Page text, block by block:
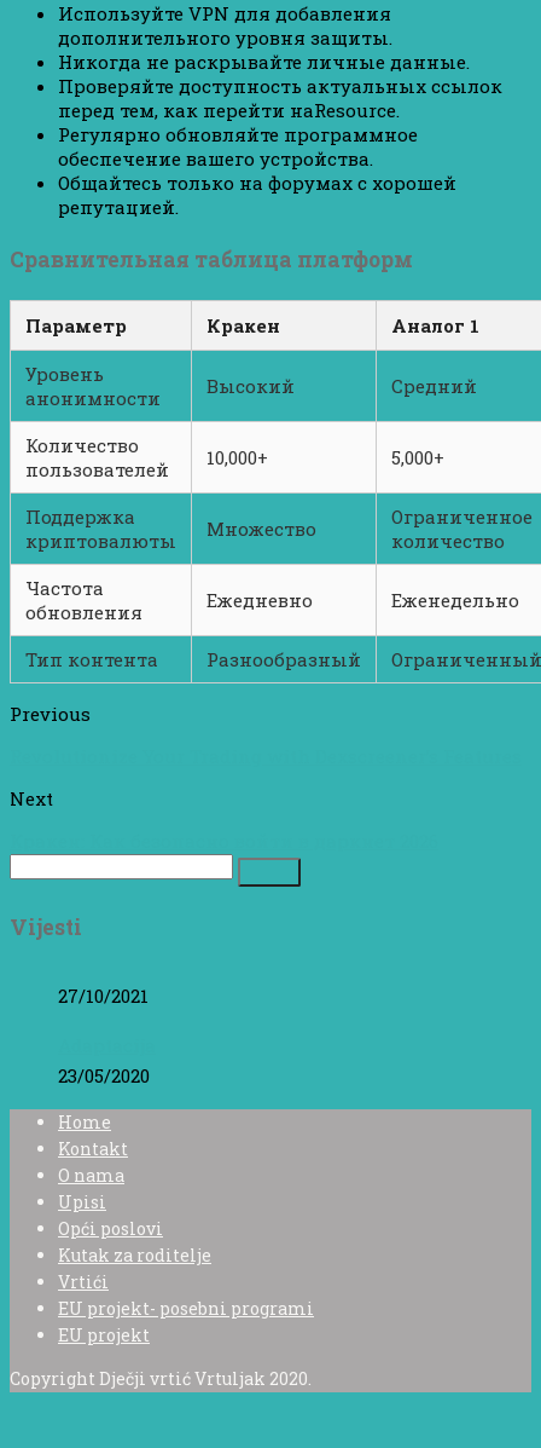
Используйте VPN для добавления
дополнительного уровня защиты.
Никогда не раскрывайте личные данные.
Проверяйте доступность актуальных ссылок
перед тем, как перейти наResource.
Регулярно обновляйте программное
обеспечение вашего устройства.
Общайтесь только на форумах с хорошей
репутацией.
Сравнительная таблица платформ
Параметр Кракен
Аналог 1
Уровень
анонимности
Высокий Средний
Количество
пользователей
10,000+ 5,000+
Поддержка
криптовалюты
Множество
Ограниченное
количество
Частота
обновления
Ежедневно Еженедельно
Тип контента Разнообразный Ограниченный
Previous
Next
Vijesti
27/10/2021
23/05/2020
Home
Kontakt
O nama
Upisi
Opći poslovi
Kutak za roditelje
Vrtići
EU projekt- posebni programi
EU projekt
Copyright Dječji vrtić Vrtuljak 2020.